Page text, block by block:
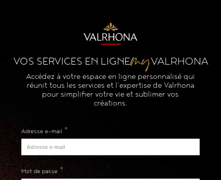
VOS SERVICES EN LIGNEmyVALRHONA
Accédez à votre espace en ligne personnalisé qui
réunit tous les services et l'expertise de Valrhona
pour simplifier votre vie et sublimer vos
créations.
Adresse e-mail *
Mot de passe *